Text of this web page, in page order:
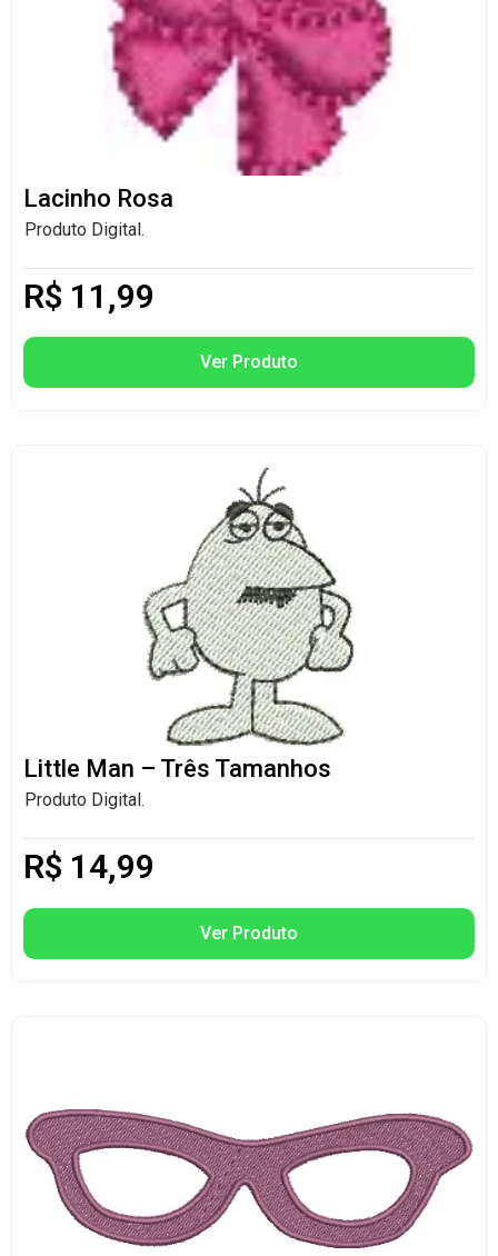
Lacinho Rosa
Produto Digital.
R$ 11,99
Ver Produto
Little Man – Três Tamanhos
Produto Digital.
R$ 14,99
Ver Produto